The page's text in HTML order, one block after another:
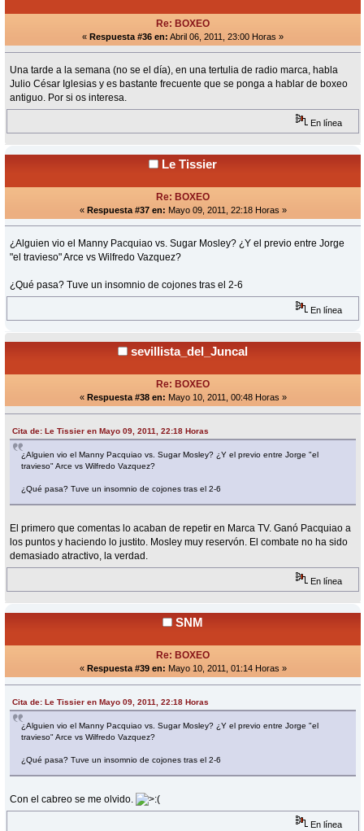
Re: BOXEO
« Respuesta #36 en: Abril 06, 2011, 23:00 Horas »
Una tarde a la semana (no se el día), en una tertulia de radio marca, habla
Julio César Iglesias y es bastante frecuente que se ponga a hablar de boxeo
antiguo. Por si os interesa.
En línea
Le Tissier
Re: BOXEO
« Respuesta #37 en: Mayo 09, 2011, 22:18 Horas »
¿Alguien vio el Manny Pacquiao vs. Sugar Mosley? ¿Y el previo entre Jorge
"el travieso" Arce vs Wilfredo Vazquez?
¿Qué pasa? Tuve un insomnio de cojones tras el 2-6
En línea
sevillista_del_Juncal
Re: BOXEO
« Respuesta #38 en: Mayo 10, 2011, 00:48 Horas »
Cita de: Le Tissier en Mayo 09, 2011, 22:18 Horas
¿Alguien vio el Manny Pacquiao vs. Sugar Mosley? ¿Y el previo entre Jorge "el
travieso" Arce vs Wilfredo Vazquez?
¿Qué pasa? Tuve un insomnio de cojones tras el 2-6
El primero que comentas lo acaban de repetir en Marca TV. Ganó Pacquiao a
los puntos y haciendo lo justito. Mosley muy reservón. El combate no ha sido
demasiado atractivo, la verdad.
En línea
SNM
Re: BOXEO
« Respuesta #39 en: Mayo 10, 2011, 01:14 Horas »
Cita de: Le Tissier en Mayo 09, 2011, 22:18 Horas
¿Alguien vio el Manny Pacquiao vs. Sugar Mosley? ¿Y el previo entre Jorge "el
travieso" Arce vs Wilfredo Vazquez?
¿Qué pasa? Tuve un insomnio de cojones tras el 2-6
Con el cabreo se me olvido.
En línea